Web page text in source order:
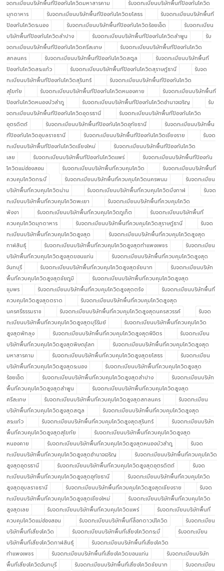
จดทะเบียนบริษัทพื้นทีป้องกันโควิดมหาสารคาม
รับจดทะเบียนบริษัทพื้นทีป้องกันโควิด
มุกดาหาร
รับจดทะเบียนบริษัทพื้นทีป้องกันโควิดยโสธร
รับจดทะเบียนบริษัทพื้นที
ป้องกันโควิดระนอง
รับจดทะเบียนบริษัทพื้นทีป้องกันโควิดร้อยเอ็ด
รับจดทะเบียน
บริษัทพื้นทีป้องกันโควิดลำปาง
รับจดทะเบียนบริษัทพื้นทีป้องกันโควิดลำพูน
รับ
จดทะเบียนบริษัทพื้นทีป้องกันโควิดศรีสะเกษ
รับจดทะเบียนบริษัทพื้นทีป้องกันโควิด
สกลนคร
รับจดทะเบียนบริษัทพื้นทีป้องกันโควิดสตูล
รับจดทะเบียนบริษัทพื้นที
ป้องกันโควิดสระแก้ว
รับจดทะเบียนบริษัทพื้นทีป้องกันโควิดสุราษฎ์ธานี
รับจด
ทะเบียนบริษัทพื้นทีป้องกันโควิดสุรินทร์
รับจดทะเบียนบริษัทพื้นทีป้องกันโควิด
สุโขทัย
รับจดทะเบียนบริษัทพื้นทีป้องกันโควิดหนองคาย
รับจดทะเบียนบริษัทพื้นที
ป้องกันโควิดหนองบัวลำภู
รับจดทะเบียนบริษัทพื้นทีป้องกันโควิดอำนาจเจริญ
รับ
จดทะเบียนบริษัทพื้นทีป้องกันโควิดอุดรธานี
รับจดทะเบียนบริษัทพื้นทีป้องกันโควิด
อุตรดิตถ์
รับจดทะเบียนบริษัทพื้นทีป้องกันโควิดอุทัยธานี
รับจดทะเบียนบริษัทพื้น
ทีป้องกันโควิดอุบลราชธานี
รับจดทะเบียนบริษัทพื้นทีป้องกันโควิดเชียงราย
รับจด
ทะเบียนบริษัทพื้นทีป้องกันโควิดเชียงใหม่
รับจดทะเบียนบริษัทพื้นทีป้องกันโควิด
เลย
รับจดทะเบียนบริษัทพื้นทีป้องกันโควิดแพร่
รับจดทะเบียนบริษัทพื้นทีป้องกัน
โควิดแม่ฮ่องสอน
รับจดทะเบียนบริษัทพื้นที่ควบคุมโควิด
รับจดทะเบียนบริษัทพื้นที่
ควบคุมโควิดกระบี่
รับจดทะเบียนบริษัทพื้นที่ควบคุมโควิดนครพนม
รับจดทะเบียน
บริษัทพื้นที่ควบคุมโควิดน่าน
รับจดทะเบียนบริษัทพื้นที่ควบคุมโควิดบึงกาฬ
รับจด
ทะเบียนบริษัทพื้นที่ควบคุมโควิดพะเยา
รับจดทะเบียนบริษัทพื้นที่ควบคุมโควิด
พังงา
รับจดทะเบียนบริษัทพื้นที่ควบคุมโควิดภูเก็ต
รับจดทะเบียนบริษัทพื้นที่
ควบคุมโควิดมุกดาหาร
รับจดทะเบียนบริษัทพื้นที่ควบคุมโควิดสุราษฎ์ธานี
รับจด
ทะเบียนบริษัทพื้นที่ควบคุมโควิดสูงสุด
รับจดทะเบียนบริษัทพื้นที่ควบคุมโควิดสูงสุด
กาฬสินธุ์
รับจดทะเบียนบริษัทพื้นที่ควบคุมโควิดสูงสุดกำแพงเพชร
รับจดทะเบียน
บริษัทพื้นที่ควบคุมโควิดสูงสุดขอนแก่น
รับจดทะเบียนบริษัทพื้นที่ควบคุมโควิดสูงสุด
จันทบุรี
รับจดทะเบียนบริษัทพื้นที่ควบคุมโควิดสูงสุดชัยนาท
รับจดทะเบียนบริษัท
พื้นที่ควบคุมโควิดสูงสุดชัยภูมิ
รับจดทะเบียนบริษัทพื้นที่ควบคุมโควิดสูงสุด
ชุมพร
รับจดทะเบียนบริษัทพื้นที่ควบคุมโควิดสูงสุดตรัง
รับจดทะเบียนบริษัทพื้นที่
ควบคุมโควิดสูงสุดตราด
รับจดทะเบียนบริษัทพื้นที่ควบคุมโควิดสูงสุด
นครศรีธรรมราช
รับจดทะเบียนบริษัทพื้นที่ควบคุมโควิดสูงสุดนครสวรรค์
รับจด
ทะเบียนบริษัทพื้นที่ควบคุมโควิดสูงสุดบุรีรัมย์
รับจดทะเบียนบริษัทพื้นที่ควบคุมโควิด
สูงสุดพัทลุง
รับจดทะเบียนบริษัทพื้นที่ควบคุมโควิดสูงสุดพิจิตร
รับจดทะเบียน
บริษัทพื้นที่ควบคุมโควิดสูงสุดพิษณุโลก
รับจดทะเบียนบริษัทพื้นที่ควบคุมโควิดสูงสุด
มหาสารคาม
รับจดทะเบียนบริษัทพื้นที่ควบคุมโควิดสูงสุดยโสธร
รับจดทะเบียน
บริษัทพื้นที่ควบคุมโควิดสูงสุดระนอง
รับจดทะเบียนบริษัทพื้นที่ควบคุมโควิดสูงสุด
ร้อยเอ็ด
รับจดทะเบียนบริษัทพื้นที่ควบคุมโควิดสูงสุดลำปาง
รับจดทะเบียนบริษัท
พื้นที่ควบคุมโควิดสูงสุดลำพูน
รับจดทะเบียนบริษัทพื้นที่ควบคุมโควิดสูงสุด
ศรีสะเกษ
รับจดทะเบียนบริษัทพื้นที่ควบคุมโควิดสูงสุดสกลนคร
รับจดทะเบียน
บริษัทพื้นที่ควบคุมโควิดสูงสุดสตูล
รับจดทะเบียนบริษัทพื้นที่ควบคุมโควิดสูงสุด
สระแก้ว
รับจดทะเบียนบริษัทพื้นที่ควบคุมโควิดสูงสุดสุรินทร์
รับจดทะเบียนบริษัท
พื้นที่ควบคุมโควิดสูงสุดสุโขทัย
รับจดทะเบียนบริษัทพื้นที่ควบคุมโควิดสูงสุด
หนองคาย
รับจดทะเบียนบริษัทพื้นที่ควบคุมโควิดสูงสุดหนองบัวลำภู
รับจด
ทะเบียนบริษัทพื้นที่ควบคุมโควิดสูงสุดอำนาจเจริญ
รับจดทะเบียนบริษัทพื้นที่ควบคุมโควิด
สูงสุดอุดรธานี
รับจดทะเบียนบริษัทพื้นที่ควบคุมโควิดสูงสุดอุตรดิตถ์
รับจด
ทะเบียนบริษัทพื้นที่ควบคุมโควิดสูงสุดอุทัยธานี
รับจดทะเบียนบริษัทพื้นที่ควบคุมโควิด
สูงสุดอุบลราชธานี
รับจดทะเบียนบริษัทพื้นที่ควบคุมโควิดสูงสุดเชียงราย
รับจด
ทะเบียนบริษัทพื้นที่ควบคุมโควิดสูงสุดเชียงใหม่
รับจดทะเบียนบริษัทพื้นที่ควบคุมโควิด
สูงสุดเลย
รับจดทะเบียนบริษัทพื้นที่ควบคุมโควิดแพร่
รับจดทะเบียนบริษัทพื้นที่
ควบคุมโควิดแม่ฮ่องสอน
รับจดทะเบียนบริษัทพื้นที่ล็อกดาวน์โควิด
รับจดทะเบียน
บริษัทพื้นที่เสี่ยงโควิด
รับจดทะเบียนบริษัทพื้นที่เสี่ยงโควิดกระบี่
รับจดทะเบียน
บริษัทพื้นที่เสี่ยงโควิดกาฬสินธุ์
รับจดทะเบียนบริษัทพื้นที่เสี่ยงโควิด
กำแพงเพชร
รับจดทะเบียนบริษัทพื้นที่เสี่ยงโควิดขอนแก่น
รับจดทะเบียนบริษัท
พื้นที่เสี่ยงโควิดจันทบุรี
รับจดทะเบียนบริษัทพื้นที่เสี่ยงโควิดชัยนาท
รับจดทะเบียน